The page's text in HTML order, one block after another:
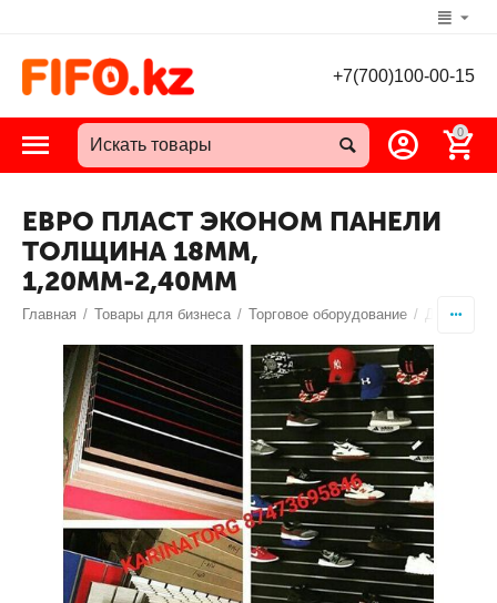
+7(700)100-00-15
0
ЕВРО ПЛАСТ ЭКОНОМ ПАНЕЛИ
ТОЛЩИНА 18ММ,
1,20ММ-2,40ММ
Главная / Товары для бизнеса / Торговое оборудование / Декор